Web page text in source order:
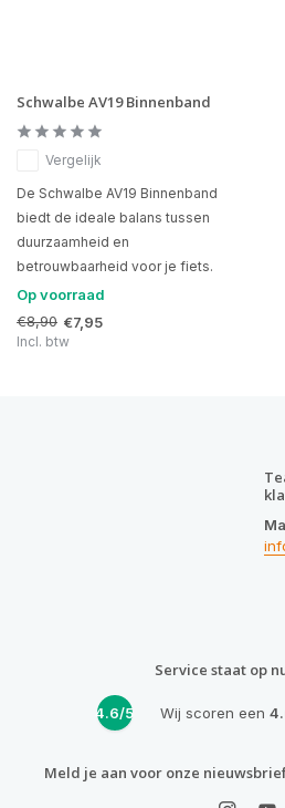
Schwalbe AV19 Binnenband
Vergelijk
De Schwalbe AV19 Binnenband
biedt de ideale balans tussen
duurzaamheid en
betrouwbaarheid voor je fiets.
Op voorraad
€8,90 €7,95
Incl. btw
Service staat op
4.6/5 Wij scoren een
Meld je aan voor onze